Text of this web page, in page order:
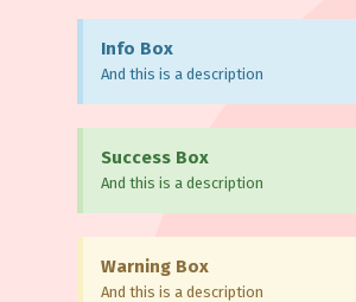
Info Box
And this is a description
Success Box
And this is a description
Warning Box
And this is a description